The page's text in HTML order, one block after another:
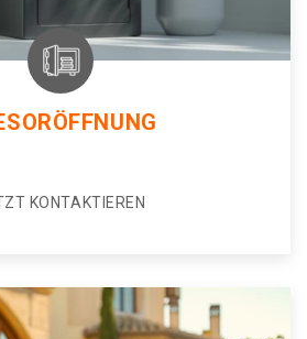
KONTAKTIEREN